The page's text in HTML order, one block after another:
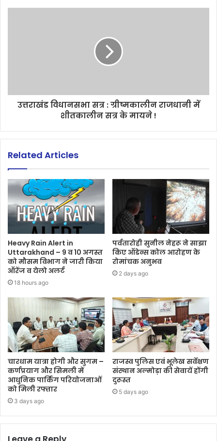
उत्तराखंड विधानसभा सत्र : ग्रीष्मकालीन राजधानी में
शीतकालीन सत्र के मायने !
Related Articles
Heavy Rain Alert in
Uttarakhand – 9 व 10 अगस्त
को मौसम विभाग ने जारी किया
ऑरेंज व येलो अलर्ट
18 hours ago
पर्वतारोही सुनील नेहरू ने साझा
किए ऑडेन्स कोल आरोहण के
रोमांचक अनुभव
2 days ago
चारधाम यात्रा होगी और सुगम –
कर्णप्रयाग और सिमली में
आधुनिक पार्किंग परियोजनाओं
को मिली रफ्तार
3 days ago
राजस्व पुलिस एवं भूलेख सर्वेक्षण
संस्थान अल्मोड़ा की सेवायें होंगी
दुरूस्त
5 days ago